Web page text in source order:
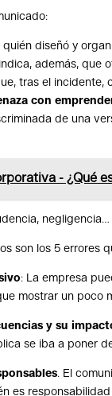
diseñó y
además, que
tras el
con
de una
- ¿Qué
son los 5 errores
: La empresa
mostrar un poco
y su
se iba a poner
. El
es